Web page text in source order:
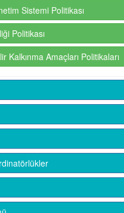
Sistemi Politikası
Politikası
Kalkınma Amaçları Politikaları